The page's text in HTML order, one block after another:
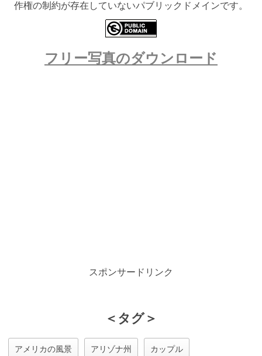
作権の制約が存在していないパブリックドメインです。
フリー写真のダウンロード
スポンサードリンク
＜タグ＞
アメリカの風景 アリゾナ州 カップル